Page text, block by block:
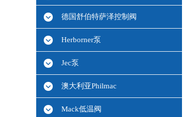
德国舒伯特萨泽控制阀
Herborner泵
Jec泵
澳大利亚Philmac
Mack低温阀